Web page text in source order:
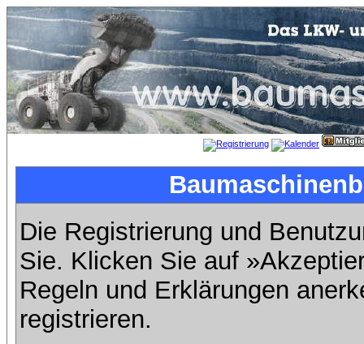
Die Registrierung und
Sie. Klicken Sie auf
Regeln und Erklärungen
registrieren.